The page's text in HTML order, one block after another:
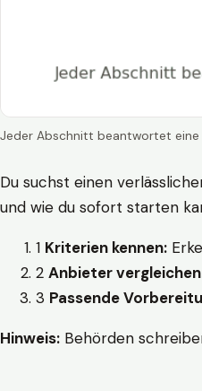
Jeder Abschnitt beantwortet eine
Du suchst einen
und wie du sofort starten
1 Kriterien kennen:
2 Anbieter
3 Passende
Hinweis: Behörden